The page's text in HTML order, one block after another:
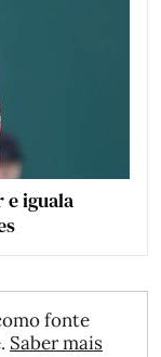
e iguala
fonte
Saber mais